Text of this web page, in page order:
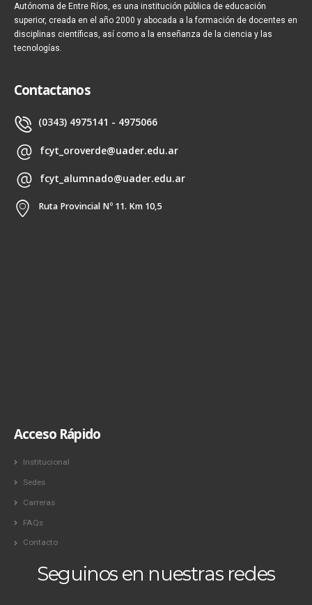
Autónoma de Entre Ríos, es una institución pública de educación
superior, creada en el año 2000 y abocada a la formación de docentes en
disciplinas científicas, así como a la enseñanza de la ciencia y las
tecnologías.
Contactanos
(0343) 4975141 - 4975066
fcyt_oroverde@uader.edu.ar
fcyt_alumnado@uader.edu.ar
Ruta Provincial Nº 11. Km 10,5
Acceso Rápido
Institucional
Sedes
Carreras
FAQs
Contacto
Seguinos en nuestras redes